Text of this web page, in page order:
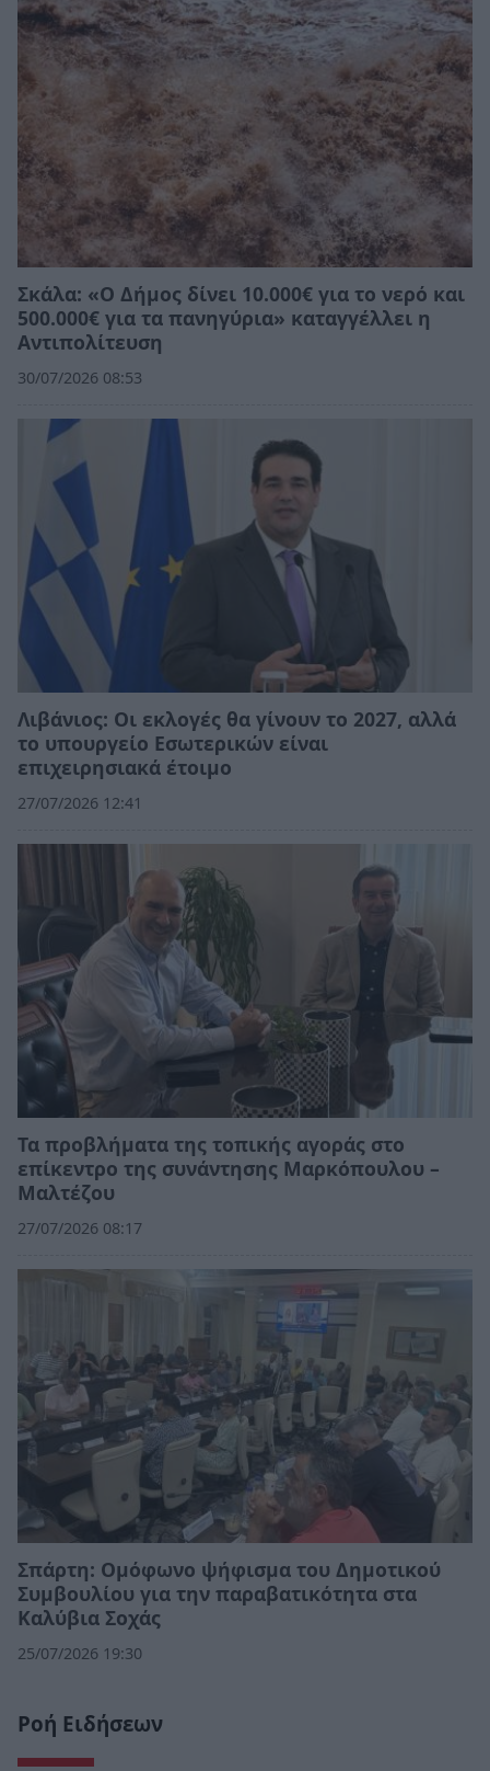
Σκάλα: «Ο Δήμος δίνει 10.000€ για το νερό και
500.000€ για τα πανηγύρια» καταγγέλλει η
Αντιπολίτευση
30/07/2026 08:53
Λιβάνιος: Οι εκλογές θα γίνουν το 2027, αλλά
το υπουργείο Εσωτερικών είναι
επιχειρησιακά έτοιμο
27/07/2026 12:41
Τα προβλήματα της τοπικής αγοράς στο
επίκεντρο της συνάντησης Μαρκόπουλου –
Μαλτέζου
27/07/2026 08:17
Σπάρτη: Ομόφωνο ψήφισμα του Δημοτικού
Συμβουλίου για την παραβατικότητα στα
Καλύβια Σοχάς
25/07/2026 19:30
Ροή Ειδήσεων